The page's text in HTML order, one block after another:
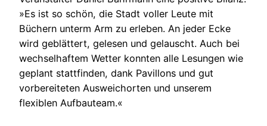
»Es ist so schön, die Stadt voller Leute mit
Büchern unterm Arm zu erleben. An jeder Ecke
wird geblättert, gelesen und gelauscht. Auch bei
wechselhaftem Wetter konnten alle Lesungen wie
geplant stattfinden, dank Pavillons und gut
vorbereiteten Ausweichorten und unserem
flexiblen Aufbauteam.«